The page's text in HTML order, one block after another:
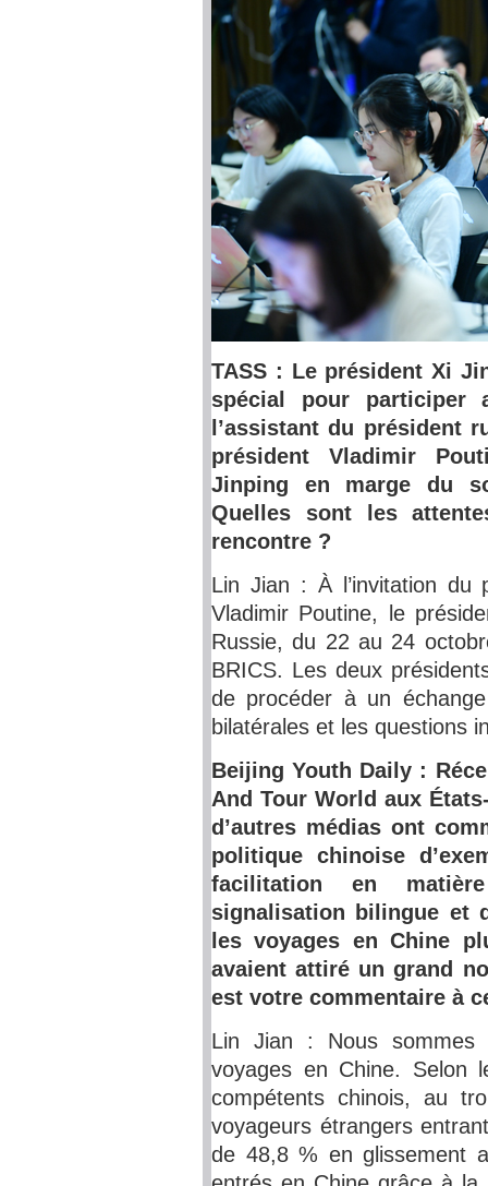
TASS : Le président Xi
spécial pour participer
l’assistant du président
président Vladimir
Jinping en marge du
Quelles sont les
rencontre ?
Lin Jian : À l’invitation du
Vladimir Poutine, le
Russie, du 22 au 24
BRICS. Les deux
de procéder à un
bilatérales et les questions
Beijing Youth Daily :
And Tour World aux
d’autres médias ont
politique chinoise
facilitation en
signalisation bilingue et
les voyages en Chine
avaient attiré un grand
est votre commentaire à
Lin Jian : Nous sommes
voyages en Chine. Selon
compétents chinois, au
voyageurs étrangers
de 48,8 % en glissement